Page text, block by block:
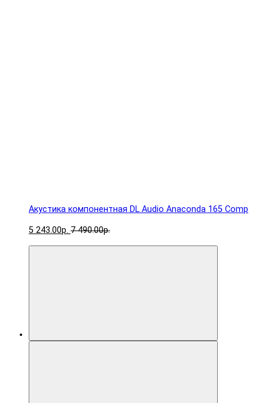
Акустика компонентная DL Audio Anaconda 165 Comp
5 243.00р. 7 490.00р.